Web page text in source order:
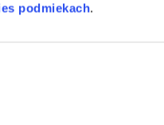
podmiekach.